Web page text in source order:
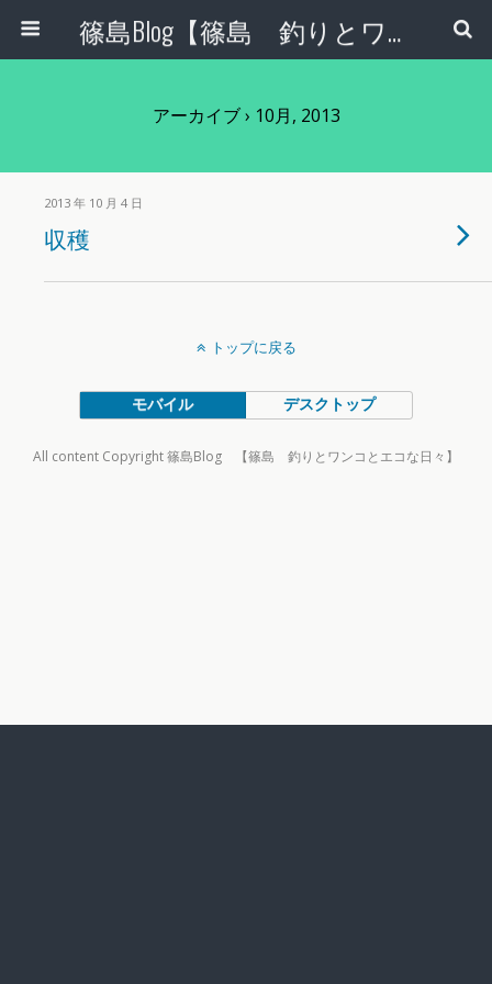
篠島Blog【篠島 釣りとワンコとエコな日々】
アーカイブ › 10月, 2013
2013 年 10 月 4 日
収穫
トップに戻る
モバイル デスクトップ
All content Copyright 篠島Blog 【篠島 釣りとワンコとエコな日々】